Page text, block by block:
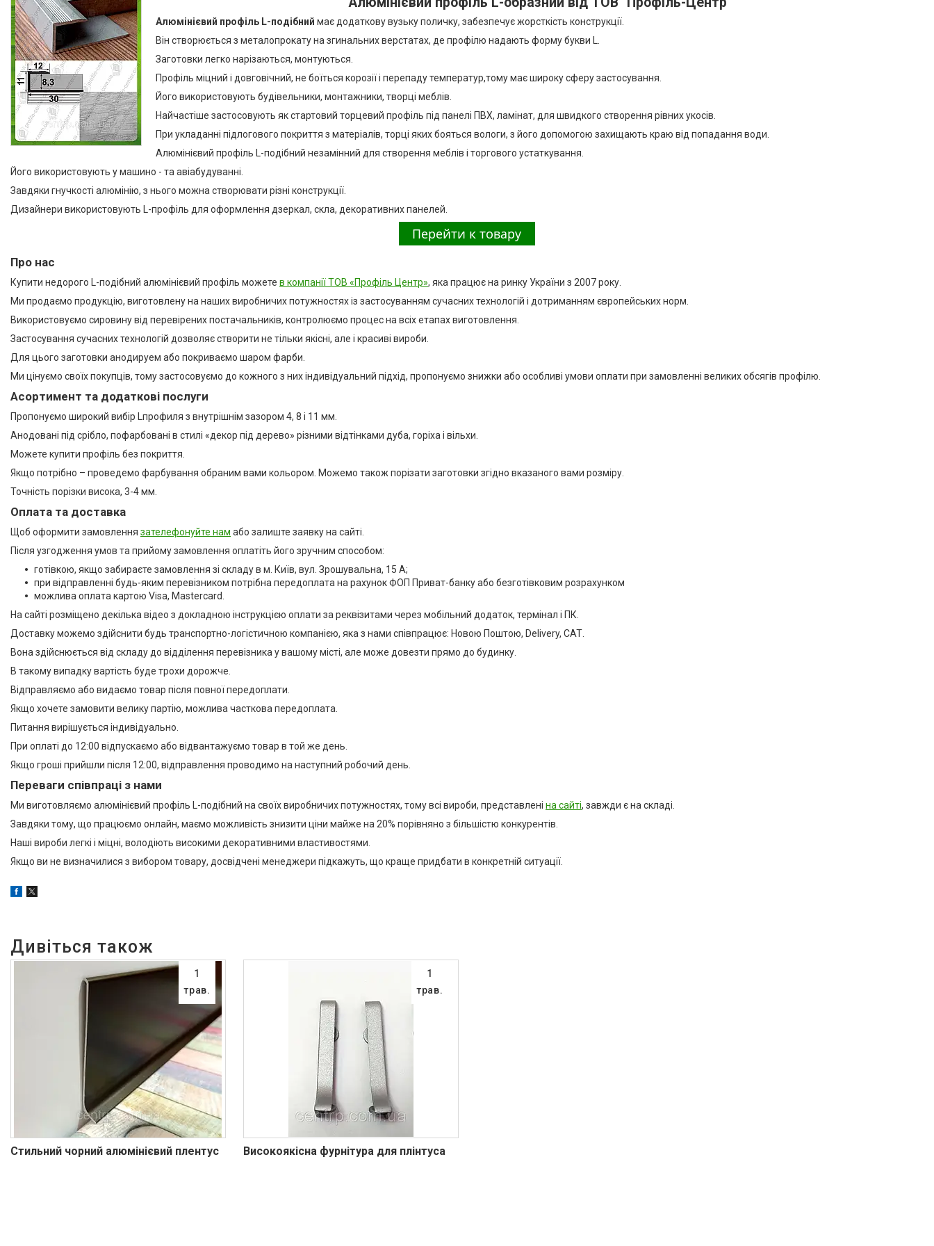
Плінтуси з нержавіючої сталі
Профіль з LED підсвічуванням
(для стін, підлоги, плитки,
керамограніта і т. д)
Оздоблювальний профіль для
ДСП, ЛДСП, скла, дзеркал,
декоративних стінових
панелей, гіпсопанелей
Профіль для плитки
Капельник Терасний /
балконний профіль (карниз).
Відведення води.
Алюмінієвий профіль
Алюмінієві куточки
Алюмінієва лиштва на двері
Профіль для LVT панелей (для
накладки
Алюмінієві пороги для підлоги
Профіль для скла душової під
плитку
Алюмінієвий плінтус для
клею
Кабель канал підлоговий
алюмінієвий
Алюмінієвий профіль L-подібний має додаткову вузьку поличку, забезпечує жорсткість конструкції.
Він створюється з металопрокату на згинальних верстатах, де профілю надають форму букви L.
Заготовки легко нарізаються, монтуються.
Профіль міцний і довговічний, не боїться корозії і перепаду температур,тому має широку сферу застосування.
Його використовують будівельники, монтажники, творці меблів.
Найчастіше застосовують як стартовий торцевий профіль під панелі ПВХ, ламінат, для швидкого створення рівних укосів.
При укладанні підлогового покриття з матеріалів, торці яких бояться вологи, з його допомогою захищають краю від попадання води.
Алюмінієвий профіль L-подібний незамінний для створення меблів і торгового устаткування.
Його використовують у машино - та авіабудуванні.
Завдяки гнучкості алюмінію, з нього можна створювати різні конструкції.
Дизайнери використовують L-профіль для оформлення дзеркал, скла, декоративних панелей.
Про нас
Купити недорого L-подібний алюмінієвий профіль можете в компанії ТОВ «Профіль Центр», яка працює на ринку України з 2007 року.
Ми продаємо продукцію, виготовлену на наших виробничих потужностях із застосуванням сучасних технологій і дотриманням європейських норм.
Використовуємо сировину від перевірених постачальників, контролюємо процес на всіх етапах виготовлення.
Застосування сучасних технологій дозволяє створити не тільки якісні, але і красиві вироби.
Для цього заготовки анодируем або покриваємо шаром фарби.
Ми цінуємо своїх покупців, тому застосовуємо до кожного з них індивідуальний підхід, пропонуємо знижки або особливі умови оплати при замовленні великих обсягів профілю.
Асортимент та додаткові послуги
Пропонуємо широкий вибір Lпрофиля з внутрішнім зазором 4, 8 і 11 мм.
Анодовані під срібло, пофарбовані в стилі «декор під дерево» різними відтінками дуба, горіха і вільхи.
Можете купити профіль без покриття.
Якщо потрібно – проведемо фарбування обраним вами кольором. Можемо також порізати заготовки згідно вказаного вами розміру.
Точність порізки висока, 3-4 мм.
Оплата та доставка
Щоб оформити замовлення зателефонуйте нам або залиште заявку на сайті.
Після узгодження умов та прийому замовлення оплатіть його зручним способом:
готівкою, якщо забираєте замовлення зі складу в м. Київ, вул. Зрошувальна, 15 А;
при відправленні будь-яким перевізником потрібна передоплата на рахунок ФОП Приват-банку або безготівковим розрахунком
можлива оплата картою Visa, Mastercard.
На сайті розміщено декілька відео з докладною інструкцією оплати за реквізитами через мобільний додаток, термінал і ПК.
Доставку можемо здійснити будь транспортно-логістичною компанією, яка з нами співпрацює: Новою Поштою, Delivery, САТ.
Вона здійснюється від складу до відділення перевізника у вашому місті, але може довезти прямо до будинку.
В такому випадку вартість буде трохи дорожче.
Відправляємо або видаємо товар після повної передоплати.
Якщо хочете замовити велику партію, можлива часткова передоплата.
Питання вирішується індивідуально.
При оплаті до 12:00 відпускаємо або відвантажуємо товар в той же день.
Якщо гроші прийшли після 12:00, відправлення проводимо на наступний робочий день.
Переваги співпраці з нами
Ми виготовляємо алюмінієвий профіль L-подібний на своїх виробничих потужностях, тому всі вироби, представлені на сайті, завжди є на складі.
Завдяки тому, що працюємо онлайн, маємо можливість знизити ціни майже на 20% порівняно з більшістю конкурентів.
Наші вироби легкі і міцні, володіють високими декоративними властивостями.
Якщо ви не визначилися з вибором товару, досвідчені менеджери підкажуть, що краще придбати в конкретній ситуації.
1
трав.
Стильний чорний алюмінієвий плентус
1
трав.
Високоякісна фурнітура для плінтуса